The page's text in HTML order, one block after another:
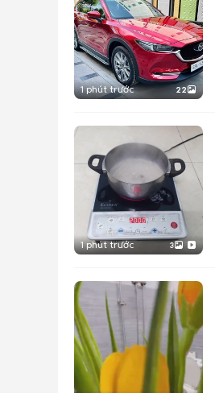
1 phút trước 22
1 phút trước 3